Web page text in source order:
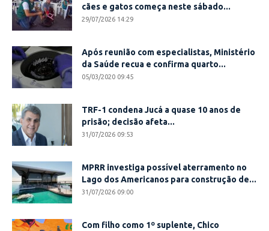
cães e gatos começa neste sábado...
29/07/2026 14:29
Após reunião com especialistas, Ministério
da Saúde recua e confirma quarto...
05/03/2020 09:45
TRF-1 condena Jucá a quase 10 anos de
prisão; decisão afeta...
31/07/2026 09:53
MPRR investiga possível aterramento no
Lago dos Americanos para construção de...
31/07/2026 09:00
Com filho como 1º suplente, Chico